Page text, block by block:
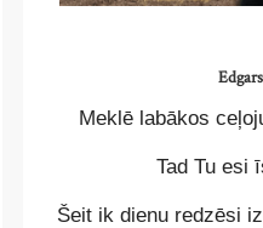
Meklē labākos
Tad Tu esi
Šeit ik dienu redzēsi